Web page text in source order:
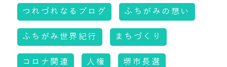
つれづれなるブログ ふちがみの想い
ふちがみ世界紀行 まちづくり
コロナ関連 人権 堺市長選